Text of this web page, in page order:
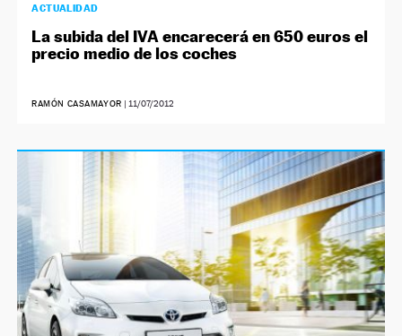
ACTUALIDAD
La subida del IVA encarecerá en 650 euros el
precio medio de los coches
RAMÓN CASAMAYOR | 11/07/2012